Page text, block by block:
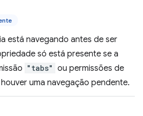
está navegando antes de ser
só está presente se a
"tabs" ou permissões de
uma navegação pendente.